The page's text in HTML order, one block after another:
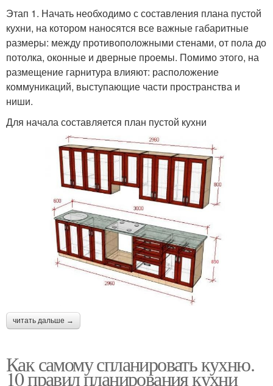
Этап 1. Начать необходимо с составления плана пустой
кухни, на котором наносятся все важные габаритные
размеры: между противоположными стенами, от пола до
потолка, оконные и дверные проемы. Помимо этого, на
размещение гарнитура влияют: расположение
коммуникаций, выступающие части пространства и
ниши.
Для начала составляется план пустой кухни
читать дальше →
Как самому спланировать кухню.
10 правил планирования кухни